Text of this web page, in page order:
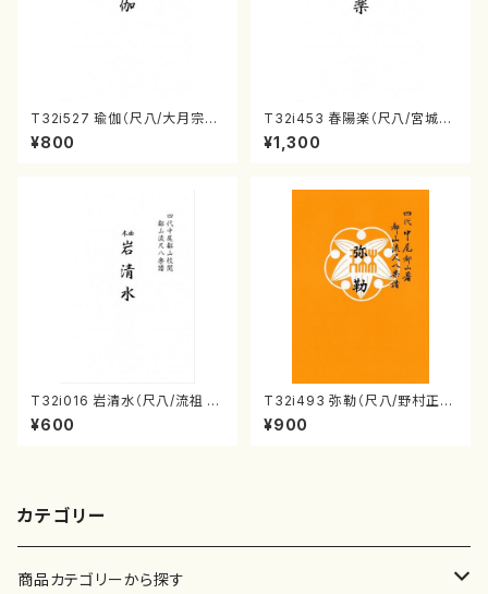
T32i527 瑜伽（尺八/大月宗明/
楽譜）都山流公刊楽譜曲番:223
6
¥800
T32i453 春陽楽（尺八/宮城道
雄/楽譜）都山流公刊楽譜曲番:2
160
¥1,300
T32i016 岩清水（尺八/流祖 中
尾都山/楽譜）都山：15
¥600
T32i493 弥勒（尺八/野村正
峰/楽譜）都山流公刊楽譜曲番:2
202
¥900
カテゴリー
商品カテゴリーから探す